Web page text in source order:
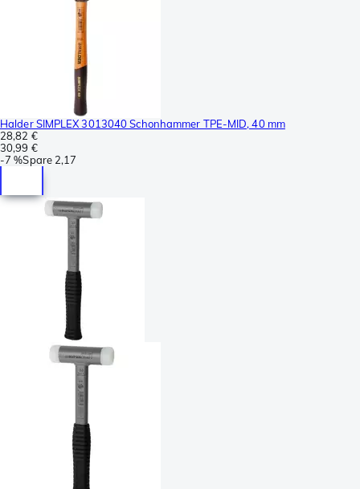
Halder SIMPLEX 3013040 Schonhammer TPE-MID, 40 mm
28,82 €
30,99 €
-7 %Spare 2,17